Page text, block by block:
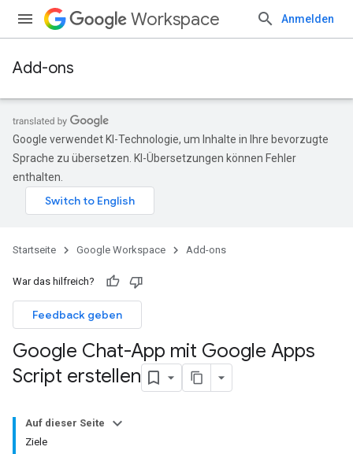
Workspace Anmelden
Add-ons
Google verwendet KI-Technologie, um Inhalte in Ihre bevorzugte
Sprache zu übersetzen. KI-Übersetzungen können Fehler
enthalten.
Startseite Google Workspace Add-ons
War das hilfreich?
Feedback geben
Google Chat-App mit Google Apps
Script erstellen
Auf dieser Seite
Ziele